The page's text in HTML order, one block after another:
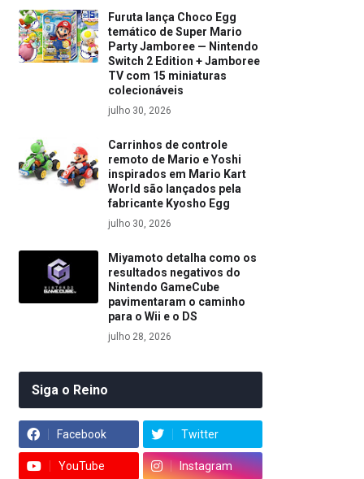
Furuta lança Choco Egg
temático de Super Mario
Party Jamboree — Nintendo
Switch 2 Edition + Jamboree
TV com 15 miniaturas
colecionáveis
julho 30, 2026
Carrinhos de controle
remoto de Mario e Yoshi
inspirados em Mario Kart
World são lançados pela
fabricante Kyosho Egg
julho 30, 2026
Miyamoto detalha como os
resultados negativos do
Nintendo GameCube
pavimentaram o caminho
para o Wii e o DS
julho 28, 2026
Siga o Reino
Facebook Twitter
YouTube Instagram